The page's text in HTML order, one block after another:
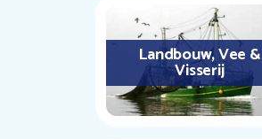
Landbouw, Vee &
Visserij